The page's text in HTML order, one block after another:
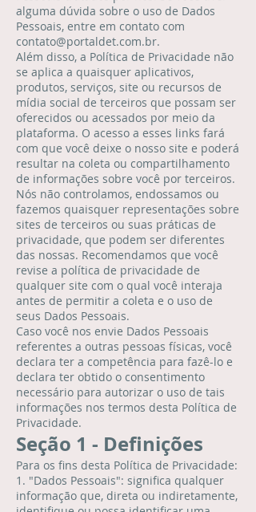
alguma dúvida sobre o uso de Dados
Pessoais, entre em contato com
contato@portaldet.com.br.
Além disso, a Política de Privacidade não
se aplica a quaisquer aplicativos,
produtos, serviços, site ou recursos de
mídia social de terceiros que possam ser
oferecidos ou acessados por meio da
plataforma. O acesso a esses links fará
com que você deixe o nosso site e poderá
resultar na coleta ou compartilhamento
de informações sobre você por terceiros.
Nós não controlamos, endossamos ou
fazemos quaisquer representações sobre
sites de terceiros ou suas práticas de
privacidade, que podem ser diferentes
das nossas. Recomendamos que você
revise a política de privacidade de
qualquer site com o qual você interaja
antes de permitir a coleta e o uso de
seus Dados Pessoais.
Caso você nos envie Dados Pessoais
referentes a outras pessoas físicas, você
declara ter a competência para fazê-lo e
declara ter obtido o consentimento
necessário para autorizar o uso de tais
informações nos termos desta Política de
Privacidade.
Seção 1 - Definições
Para os fins desta Política de Privacidade:
1. "Dados Pessoais": significa qualquer
informação que, direta ou indiretamente,